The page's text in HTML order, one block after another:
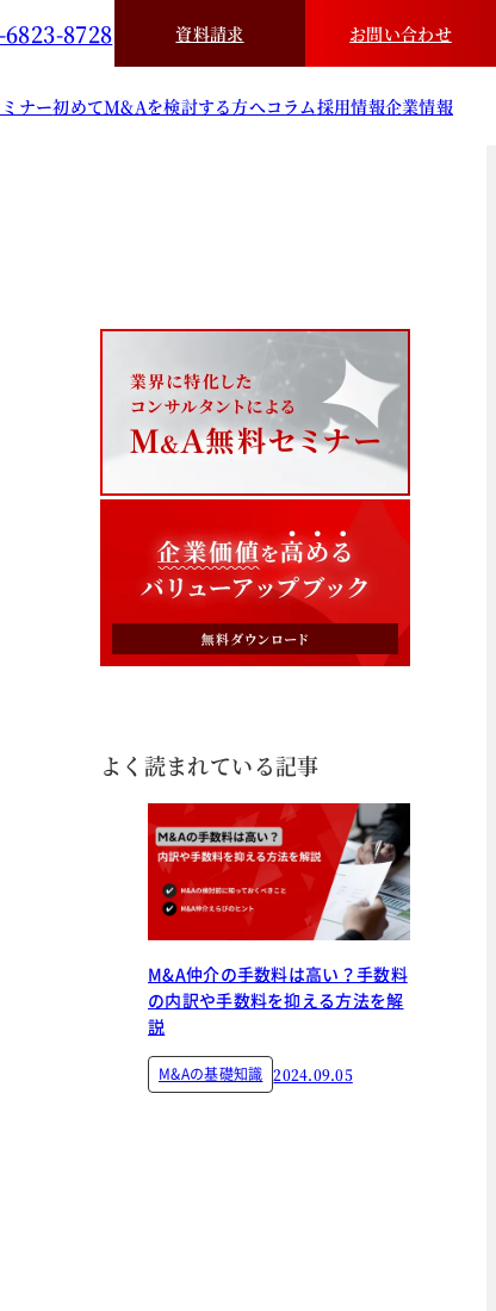
6823-8728 資料請求 お問い合わせ
ナー初めてM&Aを検討する方へコラム採用情報企業情報
よく読まれている記事
M&A仲介の手数料は高い？手数料
の内訳や手数料を抑える方法を解
説
M&Aの基礎知識 2024.09.05